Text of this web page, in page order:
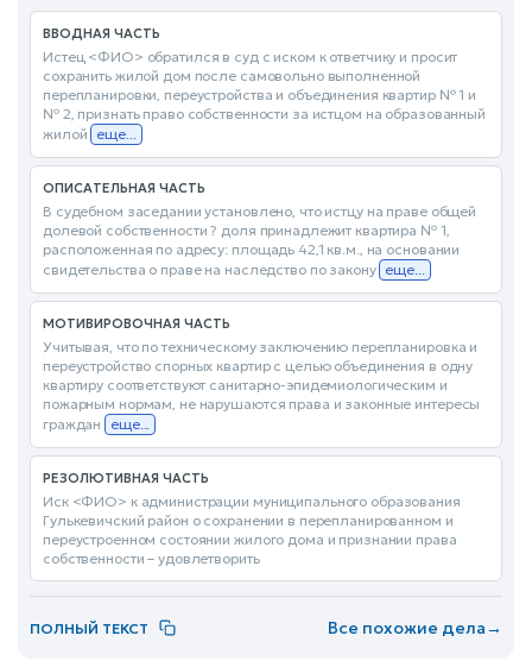
ВВОДНАЯ ЧАСТЬ
Истец <ФИО> обратился в суд с иском к ответчику и просит
сохранить жилой дом после самовольно выполненной
перепланировки, переустройства и объединения квартир № 1 и
№ 2, признать право собственности за истцом на образованный
жилой еще...
ОПИСАТЕЛЬНАЯ ЧАСТЬ
В судебном заседании установлено, что истцу на праве общей
долевой собственности ? доля принадлежит квартира № 1,
расположенная по адресу: площадь 42,1 кв.м., на основании
свидетельства о праве на наследство по закону еще...
МОТИВИРОВОЧНАЯ ЧАСТЬ
Учитывая, что по техническому заключению перепланировка и
переустройство спорных квартир с целью объединения в одну
квартиру соответствуют санитарно-эпидемиологическим и
пожарным нормам, не нарушаются права и законные интересы
граждан еще...
РЕЗОЛЮТИВНАЯ ЧАСТЬ
Иск <ФИО> к администрации муниципального образования
Гулькевичский район о сохранении в перепланированном и
переустроенном состоянии жилого дома и признании права
собственности – удовлетворить
ПОЛНЫЙ ТЕКСТ Все похожие дела→